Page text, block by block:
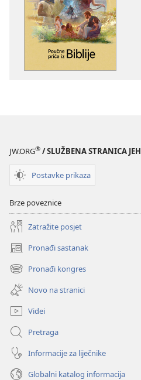
JW.ORG® / SLUŽBENA STRANICA
Postavke prikaza
Brze poveznice
Zatražite posjet
Pronađi sastanak
(otvara
se
novi
prozor)
Pronađi kongres
(otvara
se
novi
prozor)
Novo na stranici
Videi
Pretraga
Informacije za liječnike
Globalni katalog informacija